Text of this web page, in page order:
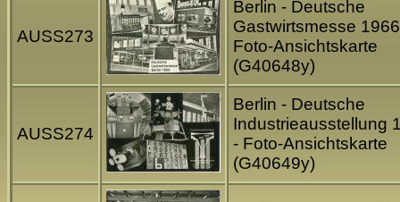
AUSS273
Berlin - Deutsche
Gastwirtsmesse
Foto-Ansichtskarte
(G40648y)
AUSS274
Berlin - Deutsche
Industrieausstellung
- Foto-Ansichtskarte
(G40649y)